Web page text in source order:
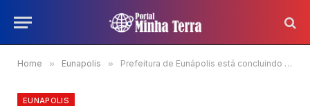
Home » Eunapolis » Prefeitura de Eunápolis está concluindo sinalização de vias asfaltadas na Urbis I e II.
EUNAPOLIS